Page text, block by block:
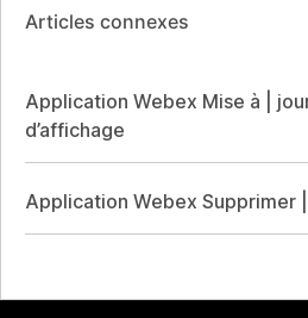
Articles connexes
Application Webex Mise à |
d’affichage
Application Webex Supprimer